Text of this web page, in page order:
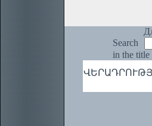
Search
in the title